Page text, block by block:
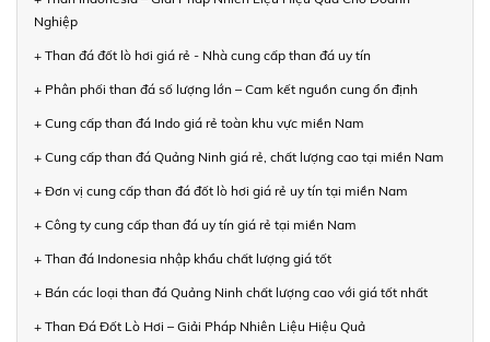
Nghiệp
+ Than đá đốt lò hơi giá rẻ - Nhà cung cấp than đá uy tín
+ Phân phối than đá số lượng lớn – Cam kết nguồn cung ổn định
+ Cung cấp than đá Indo giá rẻ toàn khu vực miền Nam
+ Cung cấp than đá Quảng Ninh giá rẻ, chất lượng cao tại miền Nam
+ Đơn vị cung cấp than đá đốt lò hơi giá rẻ uy tín tại miền Nam
+ Công ty cung cấp than đá uy tín giá rẻ tại miền Nam
+ Than đá Indonesia nhập khẩu chất lượng giá tốt
+ Bán các loại than đá Quảng Ninh chất lượng cao với giá tốt nhất
+ Than Đá Đốt Lò Hơi – Giải Pháp Nhiên Liệu Hiệu Quả